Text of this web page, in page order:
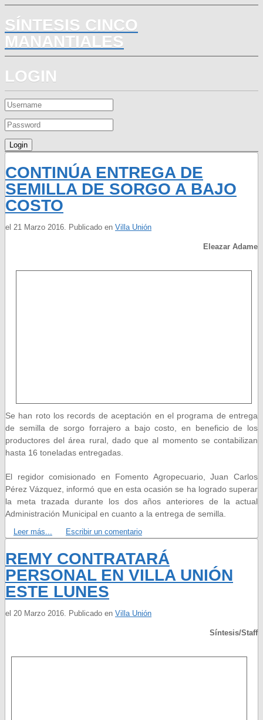
SÍNTESIS CINCO
MANANTIALES
LOGIN
CONTINÚA ENTREGA DE
SEMILLA DE SORGO A BAJO
COSTO
el 21 Marzo 2016. Publicado en Villa Unión
Eleazar Adame
Se han roto los records de aceptación en el programa de entrega
de semilla de sorgo forrajero a bajo costo, en beneficio de los
productores del área rural, dado que al momento se contabilizan
hasta 16 toneladas entregadas.
El regidor comisionado en Fomento Agropecuario, Juan Carlos
Pérez Vázquez, informó que en esta ocasión se ha logrado superar
la meta trazada durante los dos años anteriores de la actual
Administración Municipal en cuanto a la entrega de semilla.
Leer más... Escribir un comentario
REMY CONTRATARÁ
PERSONAL EN VILLA UNIÓN
ESTE LUNES
el 20 Marzo 2016. Publicado en Villa Unión
Síntesis/Staff